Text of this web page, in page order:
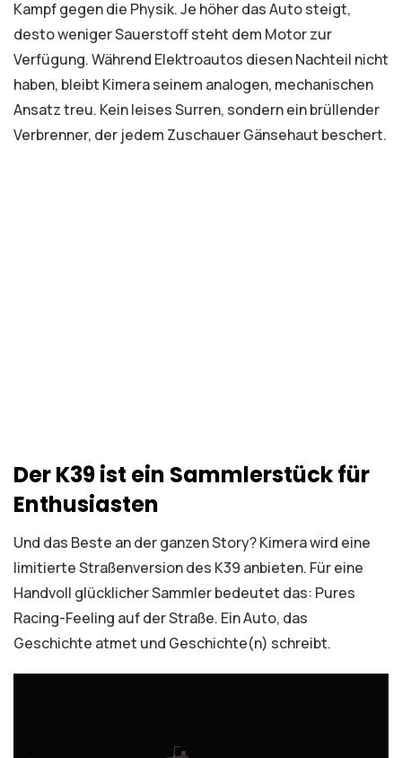
Kampf gegen die Physik. Je höher das Auto steigt,
desto weniger Sauerstoff steht dem Motor zur
Verfügung. Während Elektroautos diesen Nachteil nicht
haben, bleibt Kimera seinem analogen, mechanischen
Ansatz treu. Kein leises Surren, sondern ein brüllender
Verbrenner, der jedem Zuschauer Gänsehaut beschert.
Der K39 ist ein Sammlerstück für
Enthusiasten
Und das Beste an der ganzen Story? Kimera wird eine
limitierte Straßenversion des K39 anbieten. Für eine
Handvoll glücklicher Sammler bedeutet das: Pures
Racing-Feeling auf der Straße. Ein Auto, das
Geschichte atmet und Geschichte(n) schreibt.